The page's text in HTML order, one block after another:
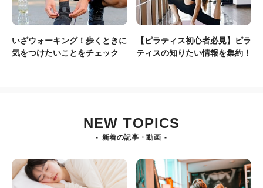
いざウォーキング！歩くときに
気をつけたいことをチェック
【ピラティス初心者必見】ピラ
ティスの知りたい情報を集約！
NEW TOPICS
新着の記事・動画